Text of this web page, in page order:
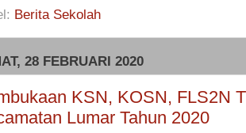
Berita Sekolah
28 FEBRUARI 2020
KSN, KOSN, FLS2N
Lumar Tahun 2020